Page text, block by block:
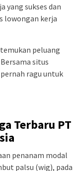
yang sukses dan
lowongan kerja
peluang
situs
ragu untuk
Terbaru PT
penanam modal
palsu (wig), pada